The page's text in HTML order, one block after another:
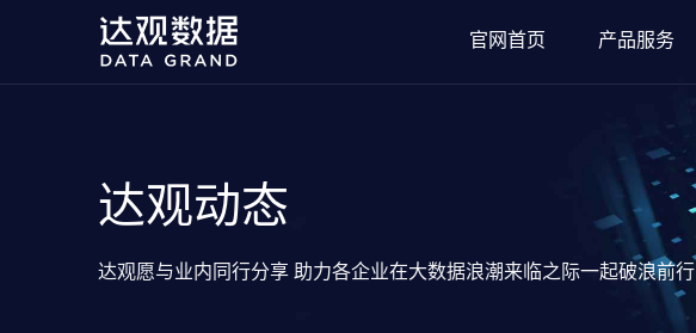
官网首页 产品服务
达观动态
达观愿与业内同行分享 助力各企业在大数据浪潮来临之际一起破浪前行